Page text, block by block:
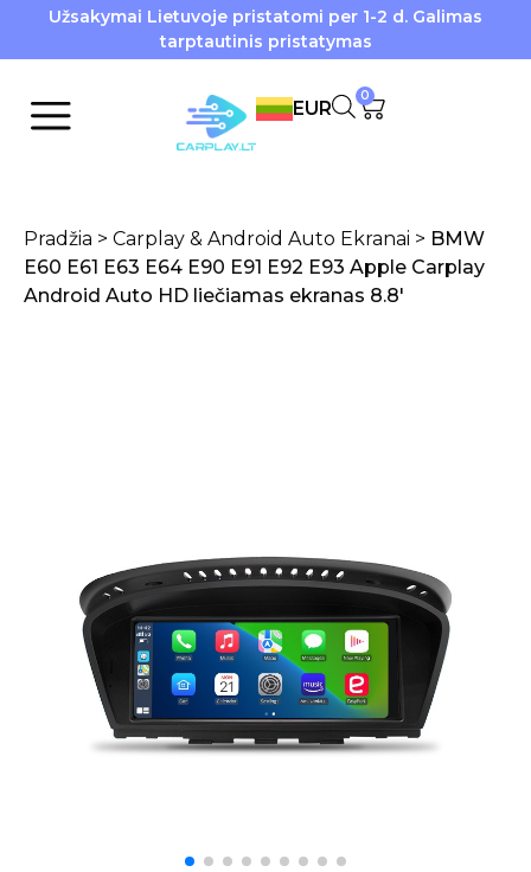
Užsakymai Lietuvoje pristatomi per 1-2 d. Galimas
tarptautinis pristatymas
EUR
0
Pradžia > Carplay & Android Auto Ekranai > BMW
E60 E61 E63 E64 E90 E91 E92 E93 Apple Carplay
Android Auto HD liečiamas ekranas 8.8′